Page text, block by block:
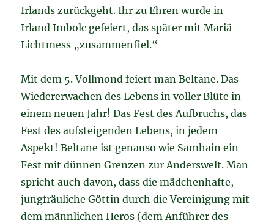
Irlands zurückgeht. Ihr zu Ehren wurde in
Irland Imbolc gefeiert, das später mit Mariä
Lichtmess „zusammenfiel.“
Mit dem 5. Vollmond feiert man Beltane. Das
Wiedererwachen des Lebens in voller Blüte in
einem neuen Jahr! Das Fest des Aufbruchs, das
Fest des aufsteigenden Lebens, in jedem
Aspekt! Beltane ist genauso wie Samhain ein
Fest mit dünnen Grenzen zur Anderswelt. Man
spricht auch davon, dass die mädchenhafte,
jungfräuliche Göttin durch die Vereinigung mit
dem männlichen Heros (dem Anführer des